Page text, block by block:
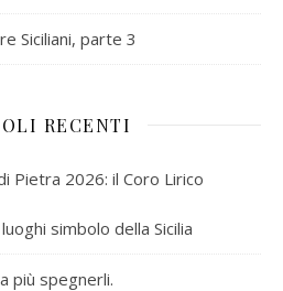
Siciliani, parte 3
RECENTI
Pietra 2026: il Coro Lirico
simbolo della Sicilia
più spegnerli.